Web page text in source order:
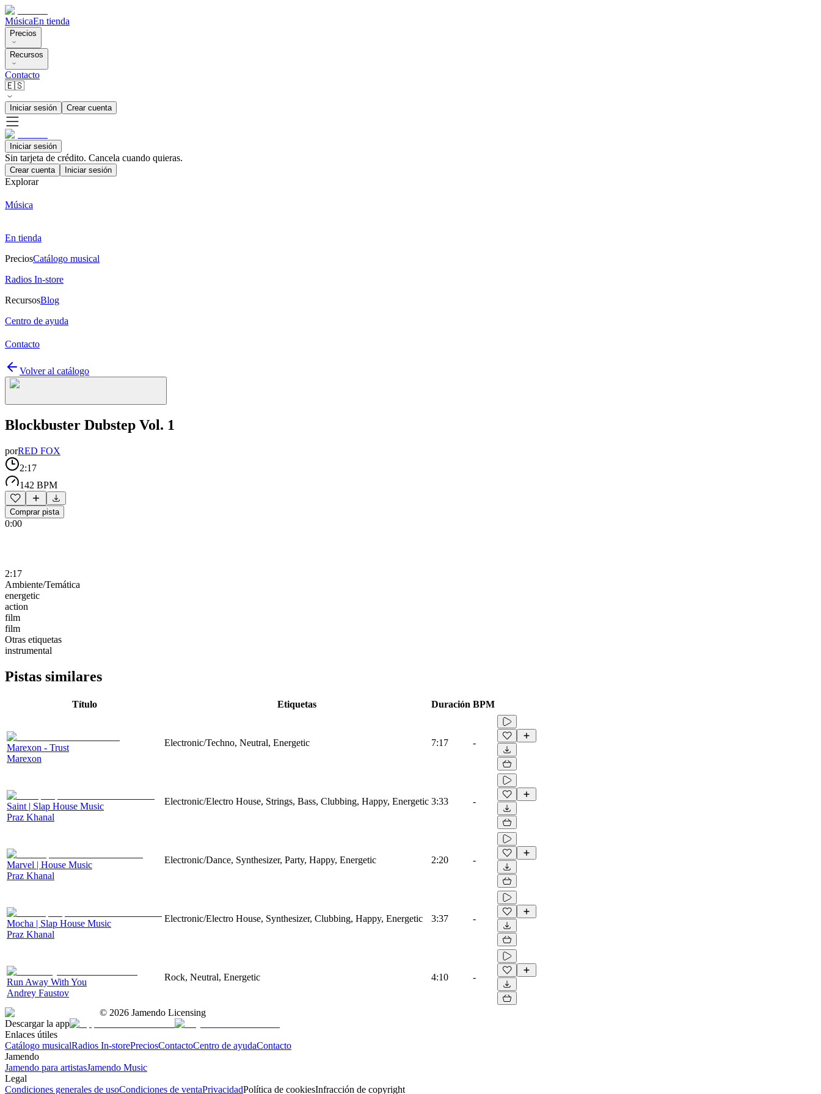
MúsicaEn tienda
Precios
Recursos
Contacto
🇪🇸
Iniciar sesión Crear cuenta
Iniciar sesión
Sin tarjeta de crédito. Cancela cuando quieras.
Crear cuenta Iniciar sesión
Explorar
Música
En tienda
PreciosCatálogo musical
Radios In-store
RecursosBlog
Centro de ayuda
Contacto
Volver al catálogo
Blockbuster Dubstep Vol. 1
porRED FOX
2:17
142 BPM
Comprar pista
0:00
2:17
Ambiente/Temática
energetic
action
film
film
Otras etiquetas
instrumental
Pistas similares
Título Etiquetas Duración BPM
Marexon - Trust
Marexon
Electronic/Techno, Neutral, Energetic 7:17 -
Saint | Slap House Music
Praz Khanal
Electronic/Electro House, Strings, Bass, Clubbing, Happy, Energetic 3:33 -
Marvel | House Music
Praz Khanal
Electronic/Dance, Synthesizer, Party, Happy, Energetic 2:20 -
Mocha | Slap House Music
Praz Khanal
Electronic/Electro House, Synthesizer, Clubbing, Happy, Energetic 3:37 -
Run Away With You
Andrey Faustov
Rock, Neutral, Energetic 4:10 -
© 2026 Jamendo Licensing
Descargar la app
Enlaces útiles
Catálogo musicalRadios In-storePreciosContactoCentro de ayudaContacto
Jamendo
Jamendo para artistasJamendo Music
Legal
Condiciones generales de usoCondiciones de ventaPrivacidadPolítica de cookiesInfracción de copyright